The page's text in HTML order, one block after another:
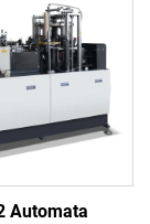
Automata